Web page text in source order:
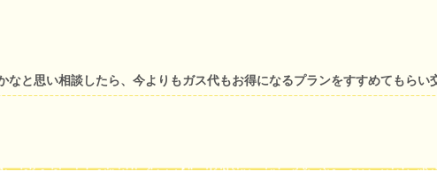
と思い相談したら、今よりもガス代もお得になるプランをすすめてもらい